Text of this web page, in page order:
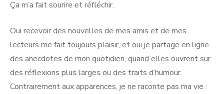
Ça m’a fait sourire et réfléchir.
Oui recevoir des nouvelles de mes amis et de mes
lecteurs me fait toujours plaisir, et oui je partage en ligne
des anecdotes de mon quotidien, quand elles ouvrent sur
des réflexions plus larges ou des traits d’humour.
Contrairement aux apparences, je ne raconte pas ma vie :